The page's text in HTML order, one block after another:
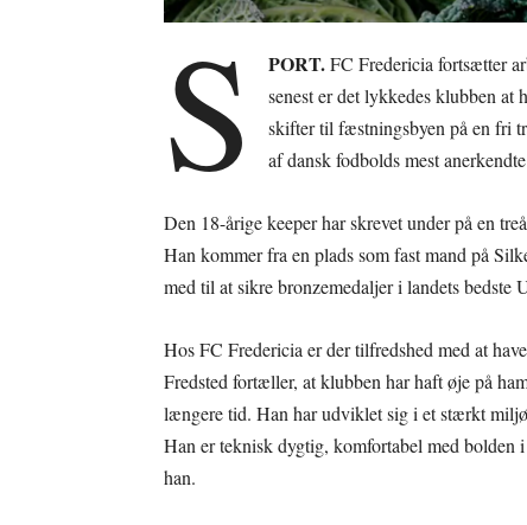
S PORT.FC Fredericia fortsætter
senest er det lykkedes klubben at
skifter til fæstningsbyen på en fri
af dansk fodbolds mest
Den 18-årige keeper har skrevet under på en
Han kommer fra en plads som fast mand på
med til at sikre bronzemedaljer i landets
Hos FC Fredericia er der tilfredshed med at
Fredsted fortæller, at klubben har haft øje på
længere tid. Han har udviklet sig i et stærkt
Han er teknisk dygtig, komfortabel med bolden
han.